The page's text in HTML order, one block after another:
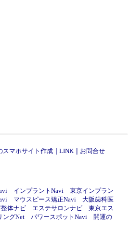
スマホサイト作成 LINK お問合せ
インプラントNavi
東京インプラン
マウスピース矯正Navi
大阪歯科医
体ナビ エステサロンナビ
東京エス
ングNet パワースポットNavi
開運の